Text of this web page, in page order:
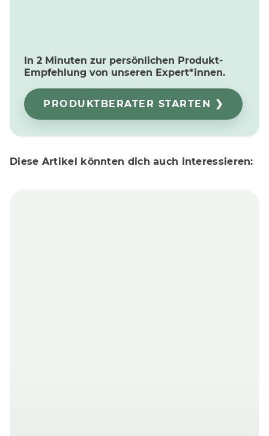
In 2 Minuten zur persönlichen Produkt-
Empfehlung von unseren Expert*innen.
PRODUKTBERATER STARTEN ❯
Diese Artikel könnten dich auch interessieren: